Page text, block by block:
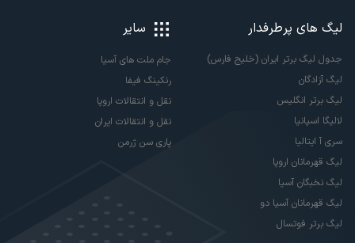
لیگ های پرطرفدار
جدول لیگ برتر ایران (خلیج فارس)
لیگ آزادگان
لیگ برتر انگلیس
لالیگا اسپانیا
سری آ ایتالیا
لیگ قهرمانان اروپا
لیگ نخبگان آسیا
لیگ قهرمانان آسیا دو
لیگ برتر فوتسال
سایر
جام ملت های آسیا
رنکینگ فیفا
نقل و انتقالات اروپا
نقل و انتقالات ایران
پاری سن ژرمن